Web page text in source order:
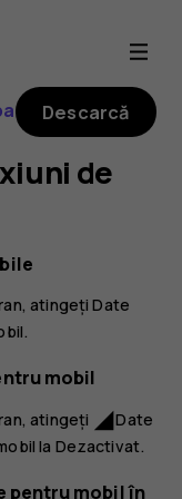
Descarcă
de
atingețiDate
.
mobil
atingeți network_cellDate
la Dezactivat.
pentru mobil în